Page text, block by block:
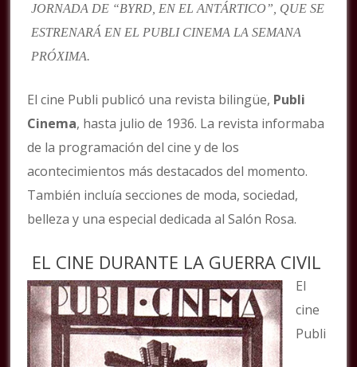
JORNADA DE “BYRD, EN EL ANTÁRTICO”, QUE SE
ESTRENARÁ EN EL PUBLI CINEMA LA SEMANA
PRÓXIMA.
El cine Publi publicó una revista bilingüe, Publi
Cinema, hasta julio de 1936. La revista informaba
de la programación del cine y de los
acontecimientos más destacados del momento.
También incluía secciones de moda, sociedad,
belleza y una especial dedicada al Salón Rosa.
EL CINE DURANTE LA GUERRA CIVIL
El
cine
Publi